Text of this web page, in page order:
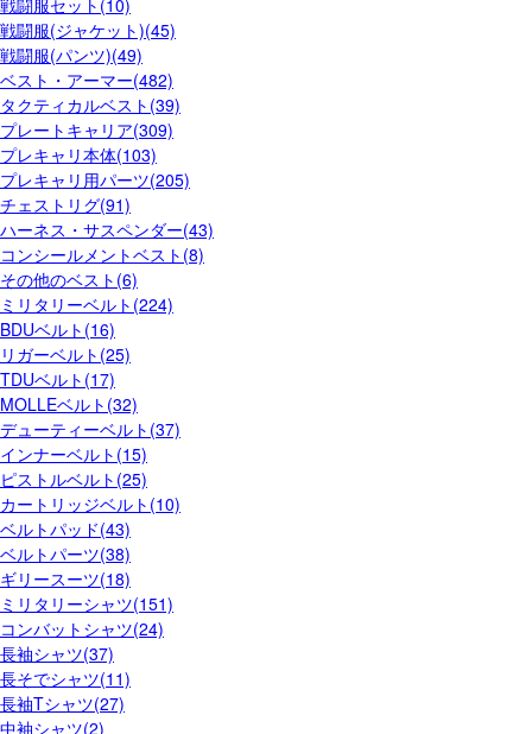
戦闘服(ジャケット)(45)
戦闘服(パンツ)(49)
ベスト・アーマー(482)
タクティカルベスト(39)
プレートキャリア(309)
プレキャリ本体(103)
プレキャリ用パーツ(205)
チェストリグ(91)
ハーネス・サスペンダー(43)
コンシールメントベスト(8)
その他のベスト(6)
ミリタリーベルト(224)
BDUベルト(16)
リガーベルト(25)
TDUベルト(17)
MOLLEベルト(32)
デューティーベルト(37)
インナーベルト(15)
ピストルベルト(25)
カートリッジベルト(10)
ベルトパッド(43)
ベルトパーツ(38)
ギリースーツ(18)
ミリタリーシャツ(151)
コンバットシャツ(24)
長袖シャツ(37)
長そでシャツ(11)
長袖Tシャツ(27)
中袖シャツ(2)